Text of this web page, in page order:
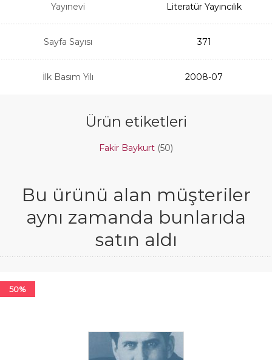
Yayınevi Literatür Yayıncılık
Sayfa Sayısı 371
İlk Basım Yılı 2008-07
Ürün etiketleri
Fakir Baykurt (50)
Bu ürünü alan müşteriler
aynı zamanda bunlarıda
satın aldı
50%